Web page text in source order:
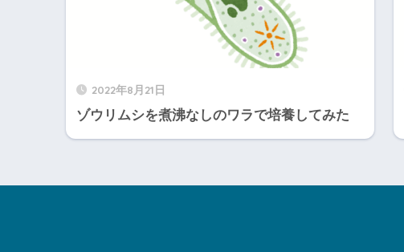
2022年8月21日
ゾウリムシを煮沸なしのワラで培養してみた